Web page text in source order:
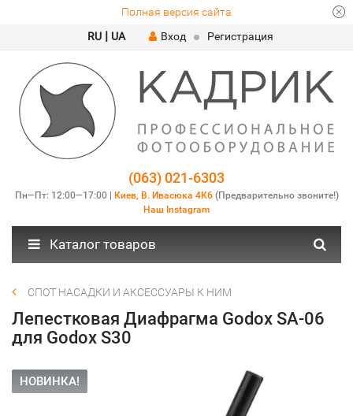
Полная версия сайта
RU | UA Вход Регистрация
(063) 021-6303
Пн—Пт: 12:00—17:00 | Киев, В. Ивасюка 4К6(Предварительно звоните!)
Наш Instagram
Каталог товаров
СПОТ НАСАДКИ И АКСЕССУАРЫ К НИМ
Лепестковая Диафрагма Godox SA-06
для Godox S30
НОВИНКА!